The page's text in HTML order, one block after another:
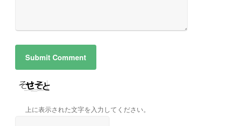
上に表示された文字を入力してください。